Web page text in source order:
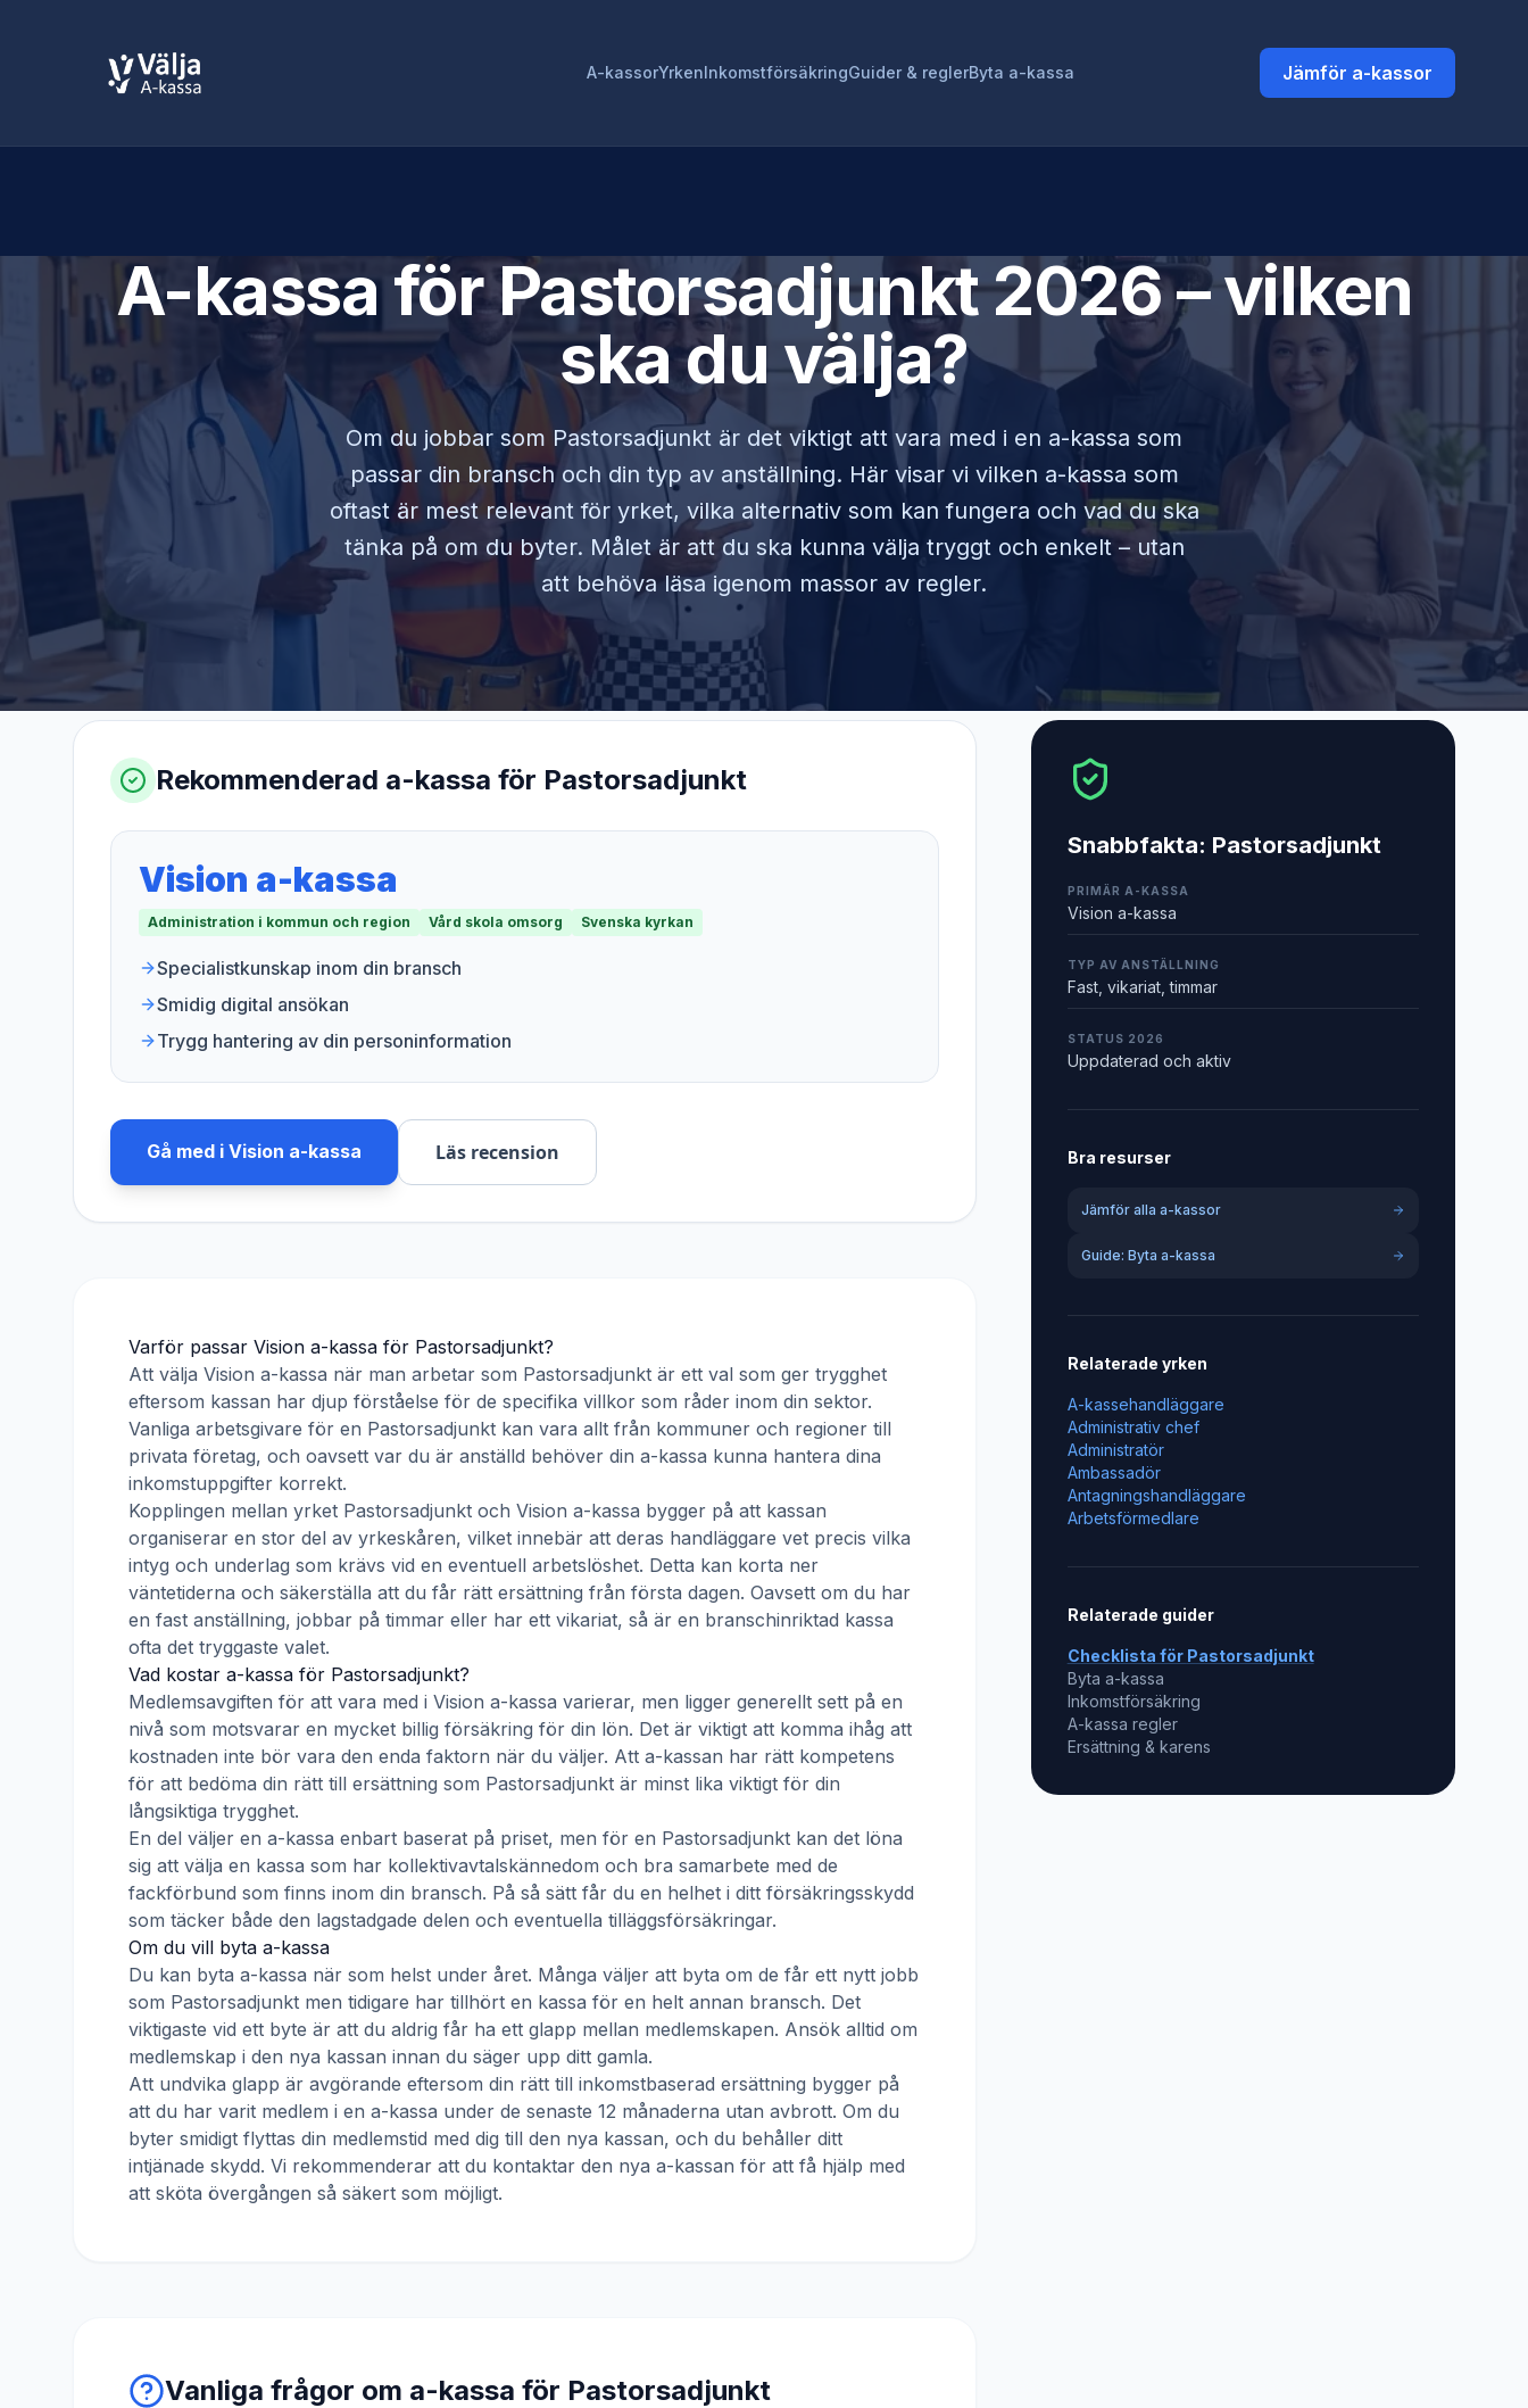
A-kassorYrkenInkomstförsäkringGuider & reglerByta a-kassa Jämför a-kassor
A-kassa förPastorsadjunkt2026 – vilken
ska du välja?
Om du jobbar som Pastorsadjunkt är det viktigt att vara med i en a-kassa som
passar din bransch och din typ av anställning. Här visar vi vilken a-kassa som
oftast är mest relevant för yrket, vilka alternativ som kan fungera och vad du ska
tänka på om du byter. Målet är att du ska kunna välja tryggt och enkelt – utan
att behöva läsa igenom massor av regler.
Rekommenderad a-kassa för Pastorsadjunkt
Vision a-kassa
Administration i kommun och region Vård skola omsorg Svenska kyrkan
Specialistkunskap inom din bransch
Smidig digital ansökan
Trygg hantering av din personinformation
Gå med i Vision a-kassa Läs recension
Varför passar Vision a-kassa för Pastorsadjunkt?
Att välja Vision a-kassa när man arbetar som Pastorsadjunkt är ett val som ger trygghet
eftersom kassan har djup förståelse för de specifika villkor som råder inom din sektor.
Vanliga arbetsgivare för en Pastorsadjunkt kan vara allt från kommuner och regioner till
privata företag, och oavsett var du är anställd behöver din a-kassa kunna hantera dina
inkomstuppgifter korrekt.
Kopplingen mellan yrket Pastorsadjunkt och Vision a-kassa bygger på att kassan
organiserar en stor del av yrkeskåren, vilket innebär att deras handläggare vet precis vilka
intyg och underlag som krävs vid en eventuell arbetslöshet. Detta kan korta ner
väntetiderna och säkerställa att du får rätt ersättning från första dagen. Oavsett om du har
en fast anställning, jobbar på timmar eller har ett vikariat, så är en branschinriktad kassa
ofta det tryggaste valet.
Vad kostar a-kassa för Pastorsadjunkt?
Medlemsavgiften för att vara med i Vision a-kassa varierar, men ligger generellt sett på en
nivå som motsvarar en mycket billig försäkring för din lön. Det är viktigt att komma ihåg att
kostnaden inte bör vara den enda faktorn när du väljer. Att a-kassan har rätt kompetens
för att bedöma din rätt till ersättning som Pastorsadjunkt är minst lika viktigt för din
långsiktiga trygghet.
En del väljer en a-kassa enbart baserat på priset, men för en Pastorsadjunkt kan det löna
sig att välja en kassa som har kollektivavtalskännedom och bra samarbete med de
fackförbund som finns inom din bransch. På så sätt får du en helhet i ditt försäkringsskydd
som täcker både den lagstadgade delen och eventuella tilläggsförsäkringar.
Om du vill byta a-kassa
Du kan byta a-kassa när som helst under året. Många väljer att byta om de får ett nytt jobb
som Pastorsadjunkt men tidigare har tillhört en kassa för en helt annan bransch. Det
viktigaste vid ett byte är att du aldrig får ha ett glapp mellan medlemskapen. Ansök alltid om
medlemskap i den nya kassan innan du säger upp ditt gamla.
Att undvika glapp är avgörande eftersom din rätt till inkomstbaserad ersättning bygger på
att du har varit medlem i en a-kassa under de senaste 12 månaderna utan avbrott. Om du
byter smidigt flyttas din medlemstid med dig till den nya kassan, och du behåller ditt
intjänade skydd. Vi rekommenderar att du kontaktar den nya a-kassan för att få hjälp med
att sköta övergången så säkert som möjligt.
Vanliga frågor om a-kassa för Pastorsadjunkt
Snabbfakta: Pastorsadjunkt
PRIMÄR A-KASSA
Vision a-kassa
TYP AV ANSTÄLLNING
Fast, vikariat, timmar
STATUS 2026
Uppdaterad och aktiv
Bra resurser
Jämför alla a-kassor
Guide: Byta a-kassa
Relaterade yrken
A-kassehandläggare
Administrativ chef
Administratör
Ambassadör
Antagningshandläggare
Arbetsförmedlare
Relaterade guider
Checklista för Pastorsadjunkt
Byta a-kassa
Inkomstförsäkring
A-kassa regler
Ersättning & karens